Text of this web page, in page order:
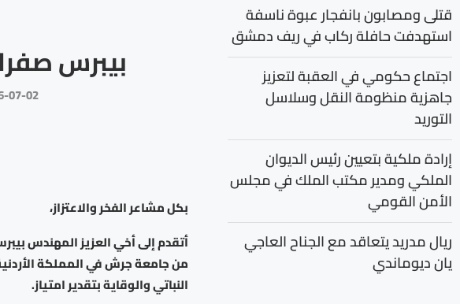
بيبرس
07-02
بكل مشاعر الفخر والاعتزاز،
أتقدم إلى أخي العزيز المهندس
من جامعة جرش في المملكة
النباتي والوقاية بتقدير امتياز.
قتلى ومصابون بانفجار عبوة ناسفة
استهدفت حافلة ركاب في ريف دمشق
اجتماع حكومي في العقبة لتعزيز
جاهزية منظومة النقل وسلاسل
التوريد
إرادة ملكية بتعيين رئيس الديوان
الملكي ومدير مكتب الملك في مجلس
الأمن القومي
ريال مدريد يتعاقد مع الجناح العاجي
يان ديوماندي